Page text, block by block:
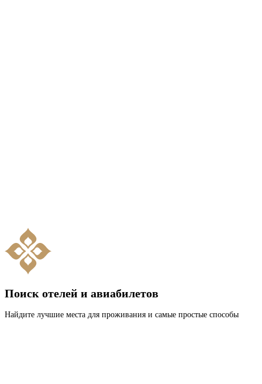
Поиск отелей и авиабилетов
Найдите лучшие места для проживания и самые простые способы